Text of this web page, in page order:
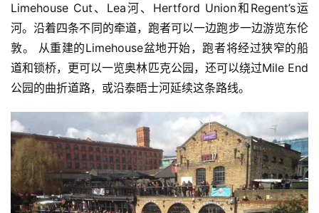
Limehouse Cut、Lea河、Hertford Union和Regent’s运
河。沿着四条不同的牵道，跑者可以一边跑步一边游览东伦
敦。 从重建的Limehouse盆地开始，跑者将经过狭窄的船
道和锁桥，更可以一览奥林匹克公园，还可以绕过Mile End
公园的曲折道路，或沿泰晤士河延续这条路线。